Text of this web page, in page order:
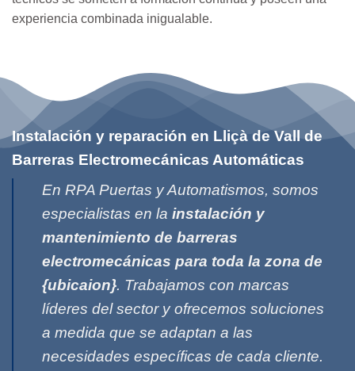
experiencia combinada inigualable.
Instalación y reparación en Lliçà de Vall de
Barreras Electromecánicas Automáticas
En RPA Puertas y Automatismos, somos
especialistas en la instalación y
mantenimiento de barreras
electromecánicas para toda la zona de
{ubicaion}. Trabajamos con marcas
líderes del sector y ofrecemos soluciones
a medida que se adaptan a las
necesidades específicas de cada cliente.